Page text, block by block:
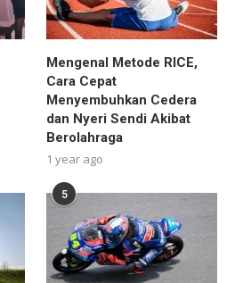
Mengenal Metode RICE,
Cara Cepat
Menyembuhkan Cedera
dan Nyeri Sendi Akibat
Berolahraga
1 year ago
5